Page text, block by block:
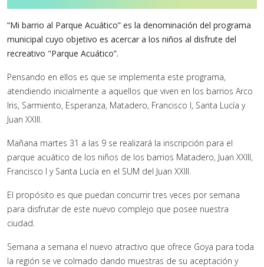
“Mi barrio al Parque Acuático” es la denominación del programa
municipal cuyo objetivo es acercar a los niños al disfrute del
recreativo "Parque Acuático”.
Pensando en ellos es que se implementa este programa,
atendiendo inicialmente a aquellos que viven en los barrios Arco
Iris, Sarmiento, Esperanza, Matadero, Francisco I, Santa Lucía y
Juan XXIII.
Mañana martes 31 a las 9 se realizará la inscripción para el
parque acuático de los niños de los barrios Matadero, Juan XXIII,
Francisco l y Santa Lucía en el SUM del Juan XXlll.
El propósito es que puedan concurrir tres veces por semana
para disfrutar de este nuevo complejo que posee nuestra
ciudad.
Semana a semana el nuevo atractivo que ofrece Goya para toda
la región se ve colmado dando muestras de su aceptación y